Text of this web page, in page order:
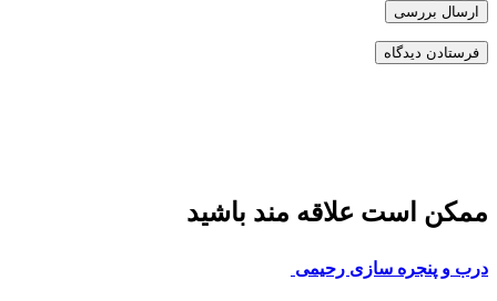
ارسال بررسی
ممکن است علاقه مند باشید
درب و پنجره سازی رحیمی